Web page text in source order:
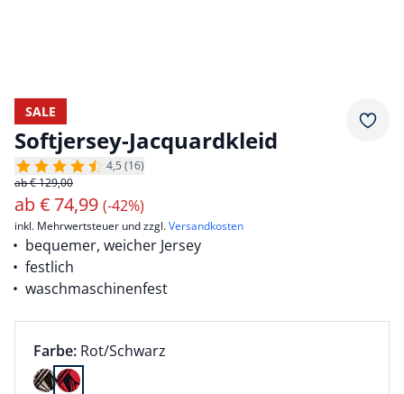
SALE
Softjersey-Jacquardkleid
4,5 (16)
ab € 129,00
ab€ 74,99 (-42%)
inkl. Mehrwertsteuer und zzgl.Versandkosten
bequemer, weicher Jersey
festlich
waschmaschinenfest
Farbauswahl:
Farbe: aktuell ausgewählt:
Rot/Schwarz
Farbe Rot/Schwarz ausgewählt